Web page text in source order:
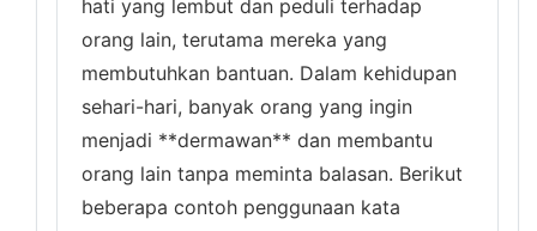
hati yang lembut dan peduli terhadap
orang lain, terutama mereka yang
membutuhkan bantuan. Dalam kehidupan
sehari-hari, banyak orang yang ingin
menjadi **dermawan** dan membantu
orang lain tanpa meminta balasan. Berikut
beberapa contoh penggunaan kata